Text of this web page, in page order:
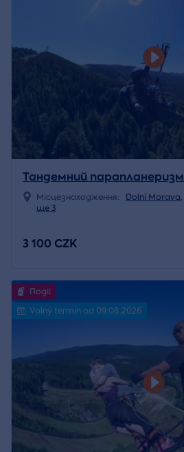
Тандемний парапланеризм
Місцезнаходження: Dolní Morava,
ще 3
3 100 CZK
Події
Volný termín od 09.08.2026